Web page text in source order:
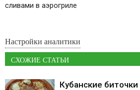
сливами в аэрогриле
Настройки аналитики
СХОЖИЕ СТАТЬИ
Кубанские